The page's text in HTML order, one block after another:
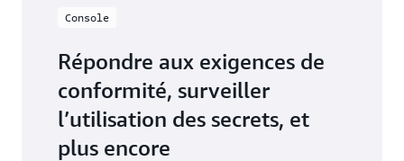
Console
Répondre aux exigences de
conformité, surveiller
l’utilisation des secrets, et
plus encore